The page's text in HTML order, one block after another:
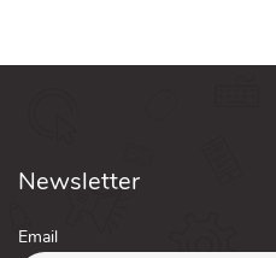
Newsletter
Email